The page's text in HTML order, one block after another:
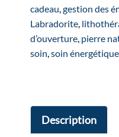
cadeau ,gestion des
Labradorite
d’ouverture pierre
soin ,soin énergétique
Description